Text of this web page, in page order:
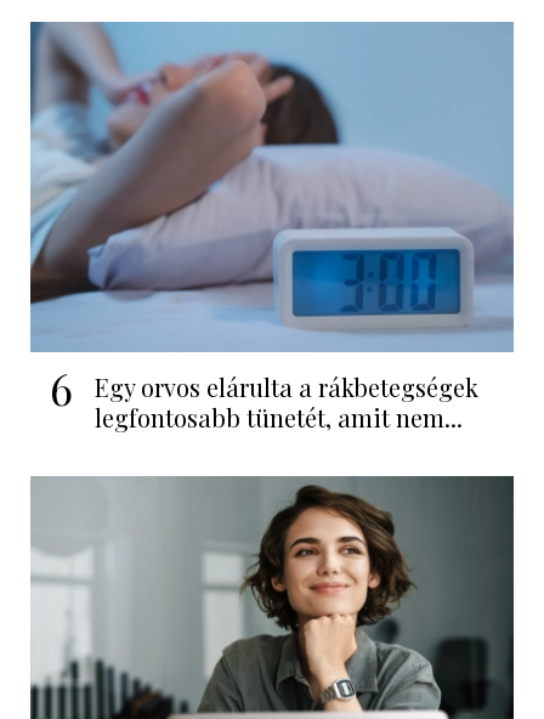
6
Egy orvos elárulta a rákbetegségek
legfontosabb tünetét, amit nem...